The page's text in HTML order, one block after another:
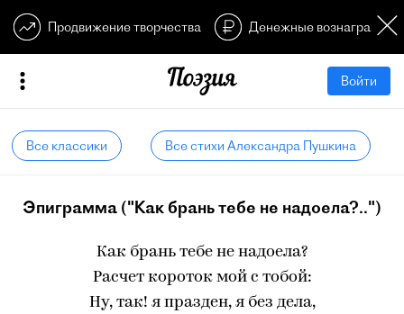
Продвижение творчества Денежные
Войти
Все классики Все стихи Александра Пушкина
Эпиграмма ("Как брань тебе не надоела?..")
Как брань тебе не надоела?
Расчет короток мой с тобой:
Ну, так! я празден, я без дела,